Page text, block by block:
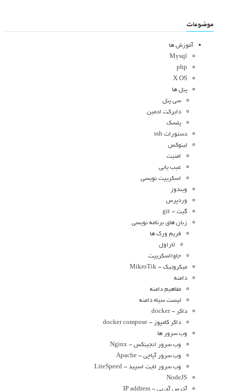
موضوعات
آموزش ها
Mysql
php
X OS
پنل ها
سی پنل
دایرکت ادمین
پلسک
دستورات ssh
لینوکس
امنیت
عیب یابی
اسکریپت نویسی
ویندوز
وردپرس
گیت - git
زبان های برنامه نویسی
فریم ورک ها
لاراول
جاوااسکریپت
میکروتیک - MikroTik
دامنه
مفاهیم دامنه
لیست سیاه دامنه
داکر - docker
داکر کامپوز - docker compose
وب سرور ها
وب سرور انجینکس - Nginx
وب سرور آپاچی - Apache
وب سرور لایت اسپید - LiteSpeed
NodeJS
آدرس آی پی - IP address